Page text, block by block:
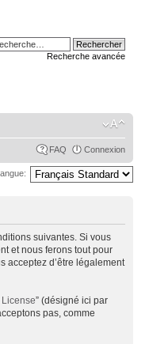
Recherche avancée
FAQ Connexion
suivantes. Si vous
et nous ferons tout pour
acceptez d’être légalement
” (désigné ici par
pas, comme